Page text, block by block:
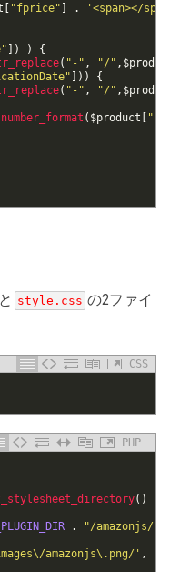
[ "fprice" ] .
'<span></
] ) )
{
( "-" , "/" ,
] ) )
{
( "-" , "/" ,
number_format ( $product [
と style.css の2ファイ
CSS
PHP
( )
.
"/amazonjs/
amazonjs\.png/' ,